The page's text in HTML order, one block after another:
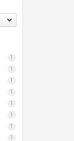
1
1
1
1
1
1
1
1